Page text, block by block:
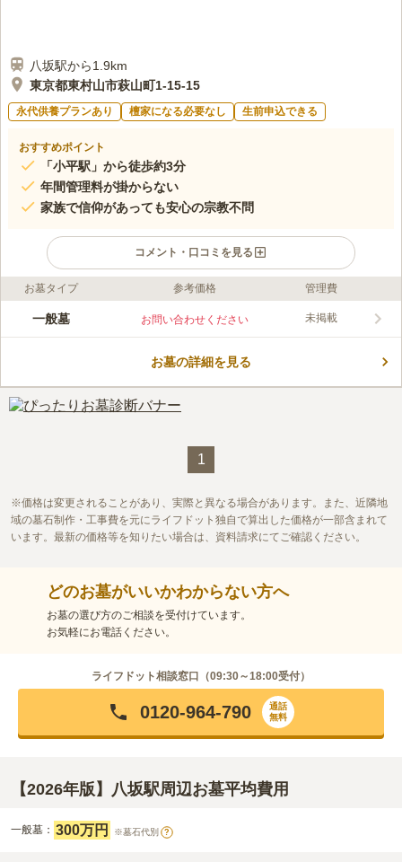
八坂駅から1.9km
東京都東村山市萩山町1-15-15
永代供養プランあり 檀家になる必要なし 生前申込できる
おすすめポイント
「小平駅」から徒歩約3分
年間管理料が掛からない
家族で信仰があっても安心の宗教不問
コメント・口コミを見る
ライフドット編集部のコメント
「小平駅」から徒歩3分というアクセス抜群の所にあります。禅
で、一度建立すれば子孫（後継者）がいなくとも寺院が永代に亘
あり、見慣れたものとは少し形が違う墓石が並んでおります。
口コミ評価
お墓タイプ 参考価格 管理費
一般墓 お問い合わせください 未掲載
お墓の詳細を見る
1
価格は変更されることがあり、実際と異なる場合があります。また、近隣地
域の墓石制作・工事費を元にライフドット独自で算出した価格が一部含まれて
います。最新の価格等を知りたい場合は、資料請求にてご確認ください。
どのお墓がいいかわからない方へ
お墓の選び方のご相談を受付けています。
お気軽にお電話ください。
ライフドット相談窓口（09:30～18:00受付）
0120-964-790
通話
無料
【2026年版】八坂駅周辺お墓平均費用
一般墓： 300万円 ※墓石代別 ?